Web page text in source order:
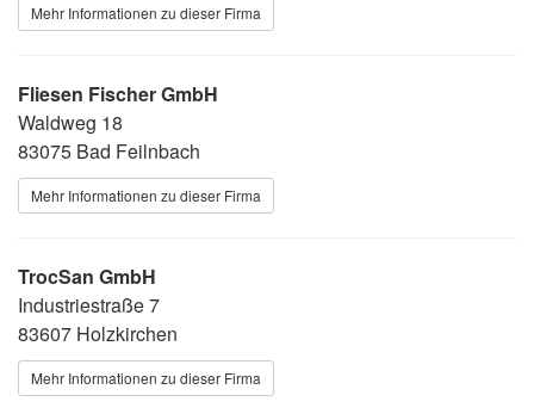
Mehr Informationen zu dieser Firma
Fliesen Fischer GmbH
Waldweg 18
83075 Bad Feilnbach
Mehr Informationen zu dieser Firma
TrocSan GmbH
Industriestraße 7
83607 Holzkirchen
Mehr Informationen zu dieser Firma